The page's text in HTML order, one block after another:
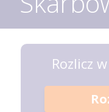
Rozlicz